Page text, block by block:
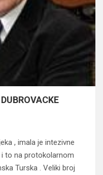
, imala je intezivne
to na protokolarnom
Turska . Veliki broj